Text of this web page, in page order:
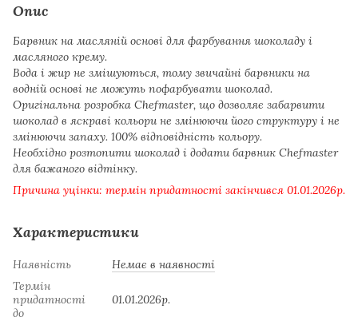
Опис
Барвник на масляній основі для фарбування шоколаду і
масляного крему.
Вода і жир не змішуються, тому звичайні барвники на
водній основі не можуть пофарбувати шоколад.
Оригінальна розробка Chefmaster, що дозволяє забарвити
шоколад в яскраві кольори не змінюючи його структуру і не
змінюючи запаху. 100% відповідність кольору.
Необхідно розтопити шоколад і додати барвник Chefmaster
для бажаного відтінку.
Причина уцінки: термін придатності закінчився 01.01.2026р.
Характеристики
Наявність
Немає в наявності
Термін
придатності
до
01.01.2026р.